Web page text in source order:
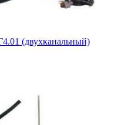
(двухканальный)